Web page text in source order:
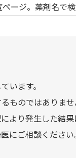
ージ。薬剤名で検
います。
ものではありませ
より発生した結果
にご相談ください